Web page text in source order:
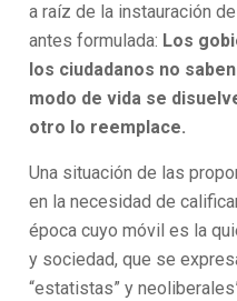
a raíz de la instauración
antes formulada: Los
los ciudadanos no
modo de vida se
otro lo reemplace.
Una situación de las
en la necesidad de
época cuyo móvil es la
y sociedad, que se
“estatistas” y